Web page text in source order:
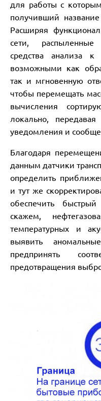
для работы с
получивший
Расширяя
сети,
средства анализа
возможными как
так и мгновенную
чтобы перемещать
вычисления
локально,
уведомления и
Благодаря
данным датчики
определить
и тут же
обеспечить
скажем,
температурных и
выявить
предпринять
предотвращения